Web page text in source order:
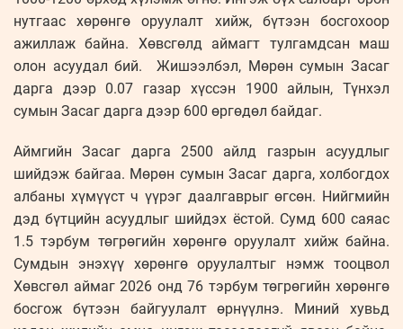
нутгаас хөрөнгө оруулалт хийж, бүтээн босгохоор
ажиллаж байна. Хөвсгөлд аймагт тулгамдсан маш
олон асуудал бий. Жишээлбэл, Мөрөн сумын Засаг
дарга дээр 0.07 газар хүссэн 1900 айлын, Түнхэл
сумын Засаг дарга дээр 600 өргөдөл байдаг.
Аймгийн Засаг дарга 2500 айлд газрын асуудлыг
шийдэж байгаа. Мөрөн сумын Засаг дарга, холбогдох
албаны хүмүүст ч үүрэг даалгаврыг өгсөн. Нийгмийн
дэд бүтцийн асуудлыг шийдэх ёстой. Сумд 600 саяас
1.5 тэрбум төгрөгийн хөрөнгө оруулалт хийж байна.
Сумдын энэхүү хөрөнгө оруулалтыг нэмж тооцвол
Хөвсгөл аймаг 2026 онд 76 тэрбум төгрөгийн хөрөнгө
босгож бүтээн байгуулалт өрнүүлнэ. Миний хувьд